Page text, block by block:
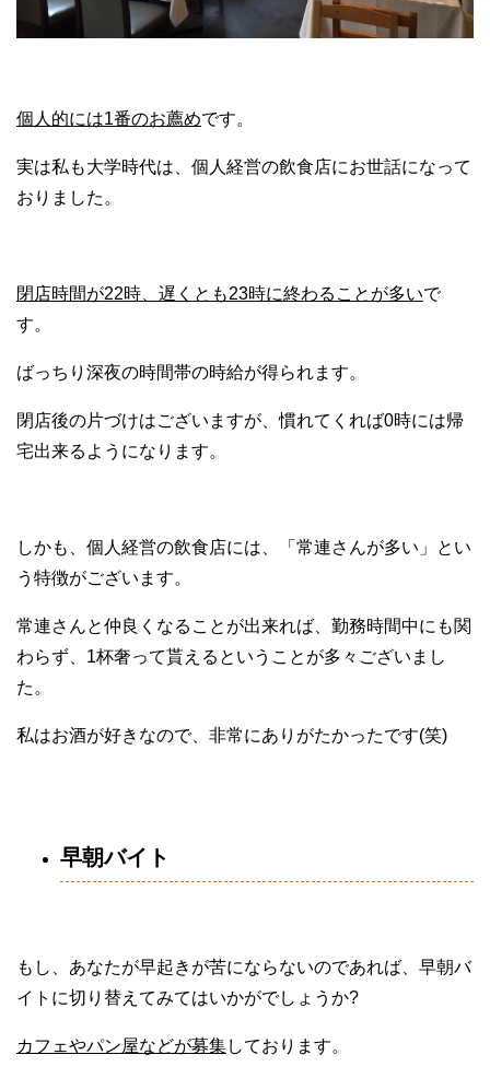
個人的には1番のお薦めです。
実は私も大学時代は、個人経営の飲食店にお世話になって
おりました。
閉店時間が22時、遅くとも23時に終わることが多いで
す。
ばっちり深夜の時間帯の時給が得られます。
閉店後の片づけはございますが、慣れてくれば0時には帰
宅出来るようになります。
しかも、個人経営の飲食店には、「常連さんが多い」とい
う特徴がございます。
常連さんと仲良くなることが出来れば、勤務時間中にも関
わらず、1杯奢って貰えるということが多々ございまし
た。
私はお酒が好きなので、非常にありがたかったです(笑)
早朝バイト
もし、あなたが早起きが苦にならないのであれば、早朝バ
イトに切り替えてみてはいかがでしょうか?
カフェやパン屋などが募集しております。